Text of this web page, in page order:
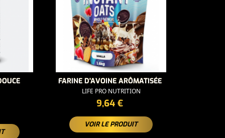
FARINE D'AVOINE ARÔMATISÉE
LIFE PRO NUTRITION
PRIX
9,64 €
VOIR LE PRODUIT